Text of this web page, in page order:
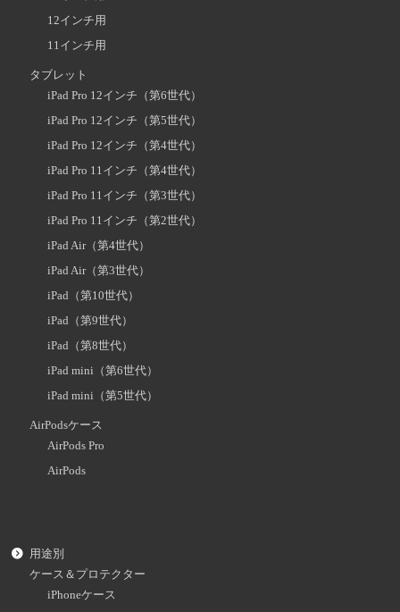
12インチ用
11インチ用
タブレット
iPad Pro 12インチ（第6世代）
iPad Pro 12インチ（第5世代）
iPad Pro 12インチ（第4世代）
iPad Pro 11インチ（第4世代）
iPad Pro 11インチ（第3世代）
iPad Pro 11インチ（第2世代）
iPad Air（第4世代）
iPad Air（第3世代）
iPad（第10世代）
iPad（第9世代）
iPad（第8世代）
iPad mini（第6世代）
iPad mini（第5世代）
AirPodsケース
AirPods Pro
AirPods
用途別
ケース＆プロテクター
iPhoneケース